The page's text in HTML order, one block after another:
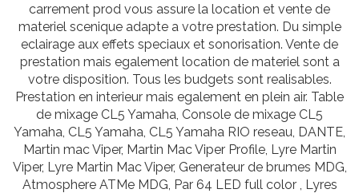
carrement prod vous assure la location et vente de
materiel scenique adapte a votre prestation. Du simple
eclairage aux effets speciaux et sonorisation. Vente de
prestation mais egalement location de materiel sont a
votre disposition. Tous les budgets sont realisables.
Prestation en interieur mais egalement en plein air. Table
de mixage CL5 Yamaha, Console de mixage CL5
Yamaha, CL5 Yamaha, CL5 Yamaha RIO reseau, DANTE,
Martin mac Viper, Martin Mac Viper Profile, Lyre Martin
Viper, Lyre Martin Mac Viper, Generateur de brumes MDG,
Atmosphere ATMe MDG, Par 64 LED full color , Lyres